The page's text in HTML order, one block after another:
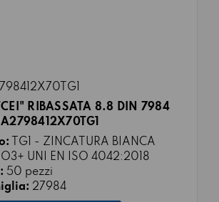
RIBASSATA 8.8 DIN 7984
TG1 - ZINCATURA BIANCA
UNI EN ISO 4042:2018
50 pezzi
27984